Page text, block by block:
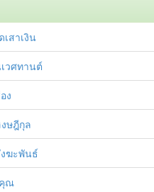
สาเงิน
วศทานต์
ง
ษฎีกุล
ฆะพันธ์
ณ